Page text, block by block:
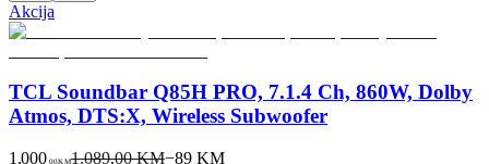
Akcija
TCL Soundbar Q85H PRO, 7.1.4 Ch, 860W, Dolby
Atmos, DTS:X, Wireless Subwoofer
1.000 00KM1.089,00 KM−89KM